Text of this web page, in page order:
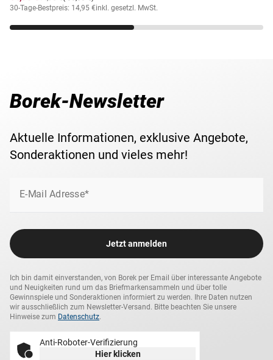
30-Tage-Bestpreis: 14,95 €inkl. gesetzl. MwSt.
Borek-Newsletter
Aktuelle Informationen, exklusive Angebote,
Sonderaktionen und vieles mehr!
E-Mail Adresse*
Jetzt anmelden
Ich bin damit einverstanden, von Borek per Email über interessante Angebote
und Neuigkeiten rund um das Briefmarkensammeln und über tolle
Gewinnspiele und Sonderaktionen informiert zu werden. Ihre Daten nutzen
wir ausschließlich zum Newsletter-Versand. Bitte beachten Sie unsere
Hinweise zum Datenschutz.
Anti-Roboter-Verifizierung
Hier klicken